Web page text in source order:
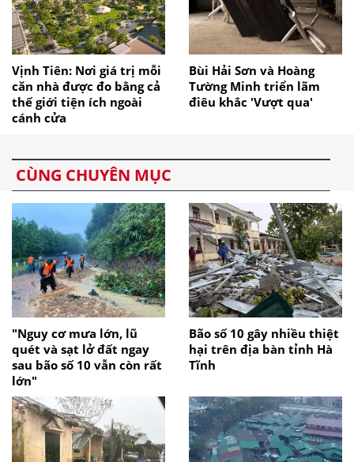
Vịnh Tiên: Nơi giá trị mỗi
căn nhà được đo bằng cả
thế giới tiện ích ngoài
cánh cửa
Bùi Hải Sơn và Hoàng
Tường Minh triển lãm
điêu khắc 'Vượt qua'
CÙNG CHUYÊN MỤC
"Nguy cơ mưa lớn, lũ
quét và sạt lở đất ngay
sau bão số 10 vẫn còn rất
lớn"
Bão số 10 gây nhiều thiệt
hại trên địa bàn tỉnh Hà
Tĩnh